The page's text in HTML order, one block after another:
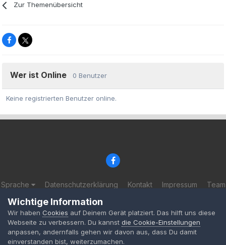
Zur Themenübersicht
Wer ist Online 0 Benutzer
Keine registrierten Benutzer online.
Sprache Datenschutzerklärung Kontakt Impressum Team
© 2002-2025 BF-Games.net
Powered by Invision Community
Wichtige Information
Wir haben Cookies auf Deinem Gerät platziert. Das hilft uns diese
Webseite zu verbessern. Du kannst die Cookie-Einstellungen
anpassen, andernfalls gehen wir davon aus, dass Du damit
einverstanden bist, weiterzumachen.